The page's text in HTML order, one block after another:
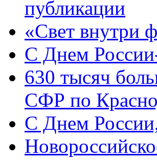
публикации
«Свет внутри
C Днем
630 тысяч
СФР по
C Днем